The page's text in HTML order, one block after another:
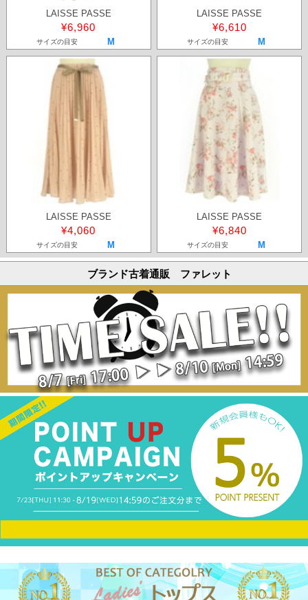
LAISSE PASSE
¥6,960
サイズの目安 M
LAISSE PASSE
¥6,610
サイズの目安 M
LAISSE PASSE
¥4,060
サイズの目安 M
LAISSE PASSE
¥6,840
サイズの目安 M
ブランド古着通販 ファレット